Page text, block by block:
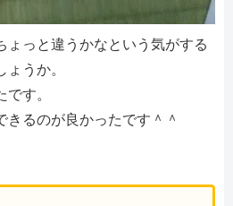
ょっと違うかなという気がする
うか。
す。
きるのが良かったです＾＾